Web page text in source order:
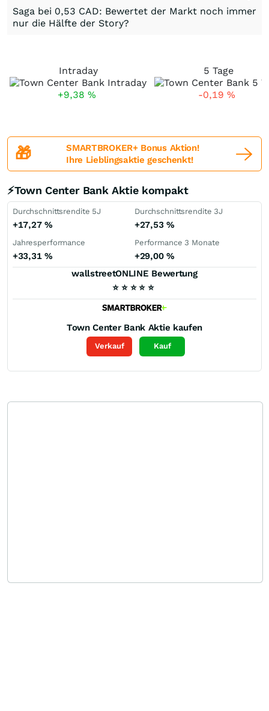
Saga bei 0,53 CAD: Bewertet der Markt noch immer
nur die Hälfte der Story?
Intraday
+9,38 %
5 Tage
-0,19 %
🎁
SMARTBROKER+ Bonus Aktion!
Ihre Lieblingsaktie geschenkt!
⚡Town Center Bank Aktie kompakt
Durchschnittsrendite 5J
+17,27 %
Durchschnittsrendite 3J
+27,53 %
Jahresperformance
+33,31 %
Performance 3 Monate
+29,00 %
wallstreetONLINE Bewertung
⭐ ⭐ ⭐ ⭐ ⭐
Town Center Bank Aktie kaufen
Verkauf Kauf